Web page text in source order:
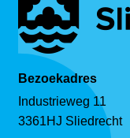
Bezoekadres
Industrieweg 11
3361HJ Sliedrecht